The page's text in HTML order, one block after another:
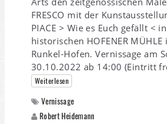
FRESCO mit der
PIACE > Wie es Euch gefällt <
historischen HOFENER
Runkel-Hofen. Vernissage am
30.10.2022 ab 14:00 (Eintritt
Weiterlesen
Vernissage
Robert Heidemann